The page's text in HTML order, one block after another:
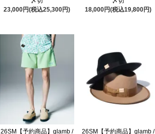
23,000円(税込25,300円)
18,000円(税込19,800円)
26SM【予約商品】glamb /
26SM【予約商品】glamb /